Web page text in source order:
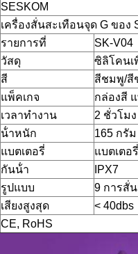
SESKOM
เครื่องสั่นสะเทือนจุด G ของ
รายการที่
SK-V04
วัสดุ
ซิลิโคนเ
สี
สีชมพู/สี
แพ็คเกจ
กล่องสี
เวลาทํางาน
2 ชั่วโมง
น้ําหนัก
165 กรัม
แบตเตอรี่
แบตเตอ
กันน้ํา
IPX7
รูปแบบ
9 การสั่
เสียงสูงสุด
< 40dbs
CE, RoHS